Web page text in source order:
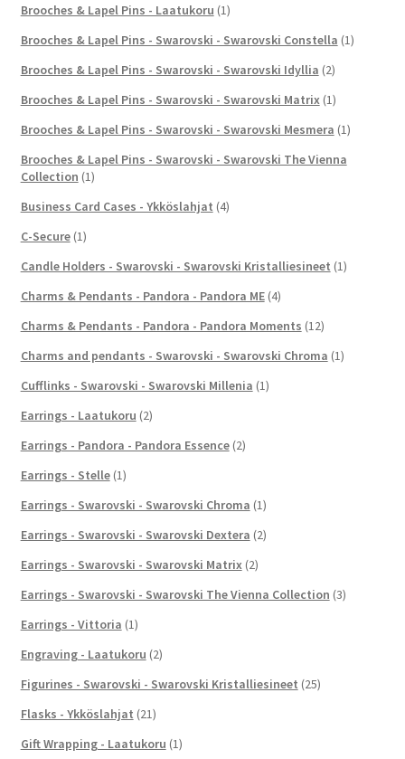
Brooches & Lapel Pins - Laatukoru (1)
Brooches & Lapel Pins - Swarovski - Swarovski Constella (1)
Brooches & Lapel Pins - Swarovski - Swarovski Idyllia (2)
Brooches & Lapel Pins - Swarovski - Swarovski Matrix (1)
Brooches & Lapel Pins - Swarovski - Swarovski Mesmera (1)
Brooches & Lapel Pins - Swarovski - Swarovski The Vienna
Collection (1)
Business Card Cases - Ykköslahjat (4)
C-Secure (1)
Candle Holders - Swarovski - Swarovski Kristalliesineet (1)
Charms & Pendants - Pandora - Pandora ME (4)
Charms & Pendants - Pandora - Pandora Moments (12)
Charms and pendants - Swarovski - Swarovski Chroma (1)
Cufflinks - Swarovski - Swarovski Millenia (1)
Earrings - Laatukoru (2)
Earrings - Pandora - Pandora Essence (2)
Earrings - Stelle (1)
Earrings - Swarovski - Swarovski Chroma (1)
Earrings - Swarovski - Swarovski Dextera (2)
Earrings - Swarovski - Swarovski Matrix (2)
Earrings - Swarovski - Swarovski The Vienna Collection (3)
Earrings - Vittoria (1)
Engraving - Laatukoru (2)
Figurines - Swarovski - Swarovski Kristalliesineet (25)
Flasks - Ykköslahjat (21)
Gift Wrapping - Laatukoru (1)